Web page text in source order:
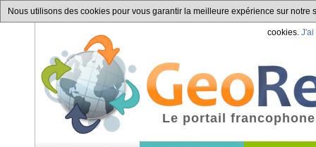
Nous utilisons des cookies pour vous garantir la meilleure expérience sur
cookies. J'ai
Le portail